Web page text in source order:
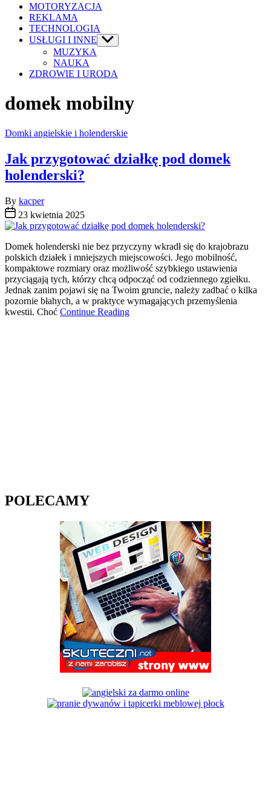
MOTORYZACJA
REKLAMA
TECHNOLOGIA
USŁUGI I INNE Show
sub
MUZYKA
NAUKA
ZDROWIE I URODA
domek mobilny
Categories
Domki angielskie i holenderskie
Jak przygotować działkę pod domek
holenderski?
By kacper
23 kwietnia 2025
Domek holenderski nie bez przyczyny wkradł się do krajobrazu
polskich działek i mniejszych miejscowości. Jego mobilność,
kompaktowe rozmiary oraz możliwość szybkiego ustawienia
przyciągają tych, którzy chcą odpocząć od codziennego zgiełku.
Jednak zanim pojawi się na Twoim gruncie, należy zadbać o kilka
pozornie błahych, a w praktyce wymagających przemyślenia
kwestii. Choć Continue Reading
POLECAMY